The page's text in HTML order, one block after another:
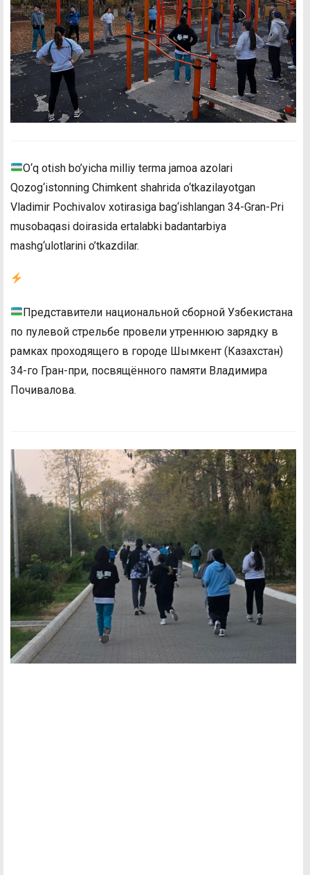
O‘q otish bo’yicha milliy terma jamoa azolari
Qozog‘istonning Chimkent shahrida o‘tkazilayotgan
Vladimir Pochivalov xotirasiga bag‘ishlangan 34-Gran-Pri
musobaqasi doirasida ertalabki badantarbiya
mashg‘ulotlarini o’tkazdilar.
Представители национальной сборной Узбекистана
по пулевой стрельбе провели утреннюю зарядку в
рамках проходящего в городе Шымкент (Казахстан)
34-го Гран-при, посвящённого памяти Владимира
Почивалова.